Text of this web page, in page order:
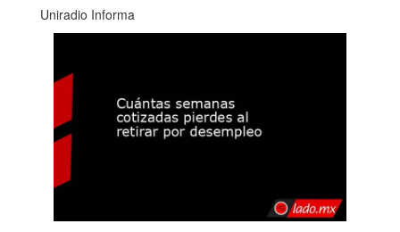
Uniradio Informa